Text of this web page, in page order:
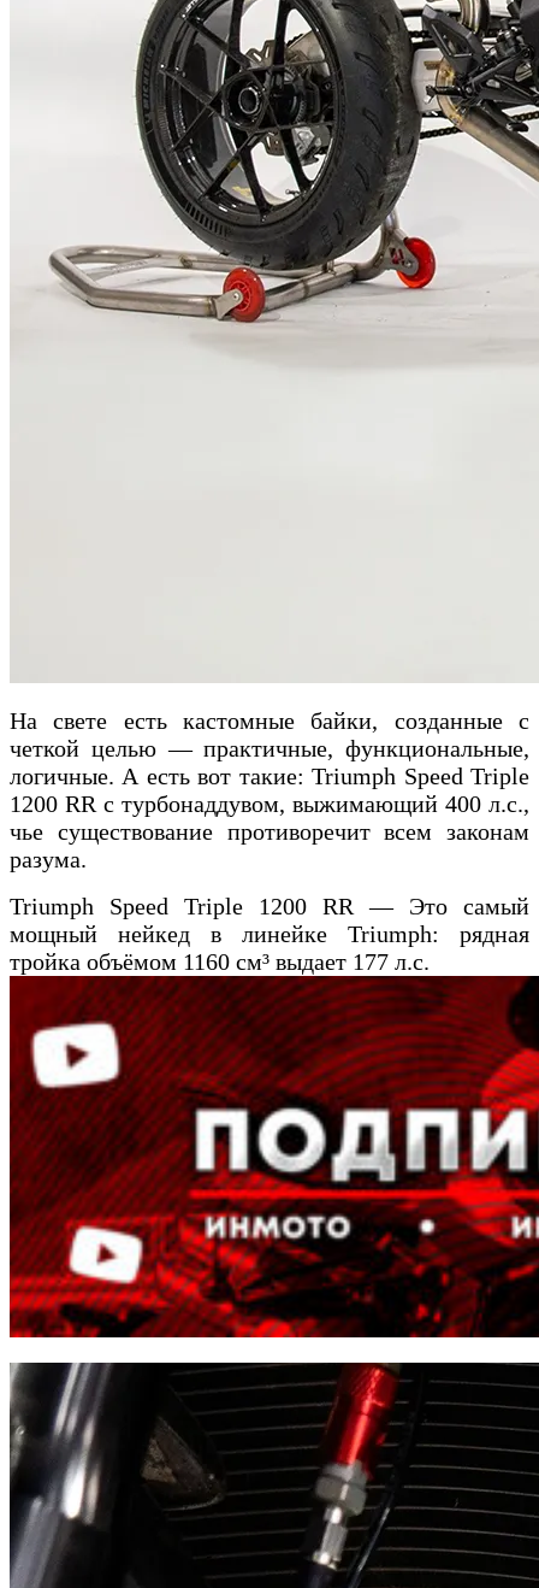
На свете есть кастомные байки, созданные с
четкой целью — практичные, функциональные,
логичные. А есть вот такие: Triumph Speed Triple
1200 RR с турбонаддувом, выжимающий 400 л.с.,
чье существование противоречит всем законам
разума.
Triumph Speed Triple 1200 RR — Это самый
мощный нейкед в линейке Triumph: рядная
тройка объёмом 1160 см³ выдает 177 л.с.